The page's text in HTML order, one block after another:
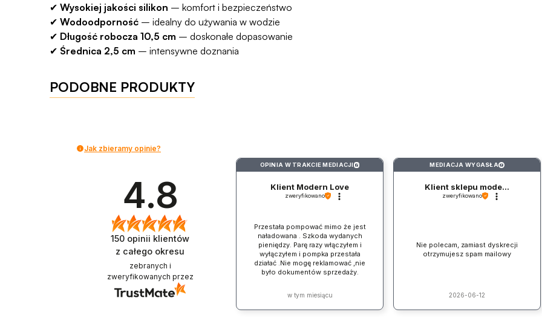
✔ Wysokiej jakości silikon – komfort i bezpieczeństwo
✔ Wodoodporność – idealny do używania w wodzie
✔ Długość robocza 10,5 cm – doskonałe dopasowanie
✔ Średnica 2,5 cm – intensywne doznania
PODOBNE PRODUKTY
Jak zbieramy opinie?
4.8
150 opinii klientów
z całego okresu
zebranych i
zweryfikowanych przez
OPINIA W TRAKCIE MEDIACJI ?
Klient Modern Love
zweryfikowano
Przestała pompować mimo że jest
naładowana . Szkoda wydanych
pieniędzy. Parę razy włączyłem i
wyłączyłem i pompka przestała
działać .Nie mogę reklamować ,nie
było dokumentów sprzedaży.
w tym miesiącu
MEDIACJA WYGASŁA ?
Klient sklepu mode...
zweryfikowano
Nie polecam, zamiast dyskrecji
otrzymujesz spam mailowy
2026-06-12